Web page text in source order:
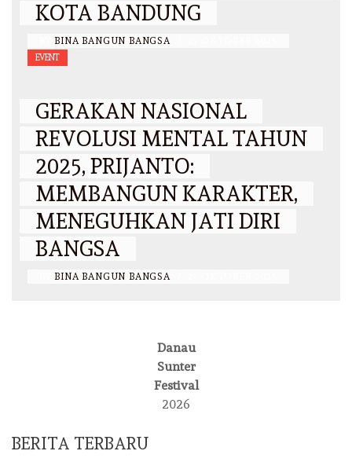
KOTA BANDUNG
BINA BANGUN BANGSA
EVENT
GERAKAN NASIONAL
REVOLUSI MENTAL TAHUN
2025, PRIJANTO:
MEMBANGUN KARAKTER,
MENEGUHKAN JATI DIRI
BANGSA
BINA BANGUN BANGSA
Danau
Sunter
Festival
2026
BERITA TERBARU